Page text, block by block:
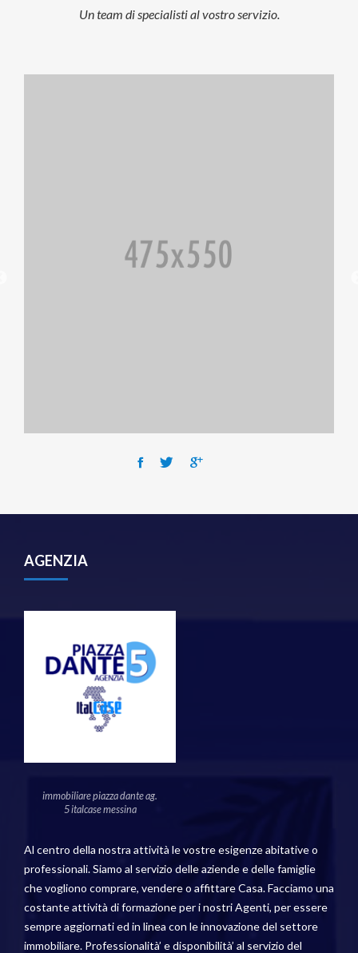
Un team di specialisti al vostro servizio.
AGENZIA
immobiliare piazza dante ag.
5 italcase messina
Al centro della nostra attività le vostre esigenze abitative o
professionali. Siamo al servizio delle aziende e delle famiglie
che vogliono comprare, vendere o affittare Casa. Facciamo una
costante attività di formazione per i nostri Agenti, per essere
sempre aggiornati ed in linea con le innovazione del settore
immobiliare. Professionalità’ e disponibilità’ al servizio del